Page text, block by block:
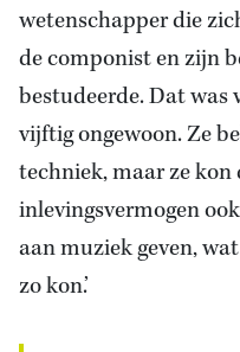
wetenschapper die
de componist en zijn
bestudeerde. Dat was
vijftig ongewoon. Ze
techniek, maar ze
inlevingsvermogen
aan muziek geven,
zo kon.’